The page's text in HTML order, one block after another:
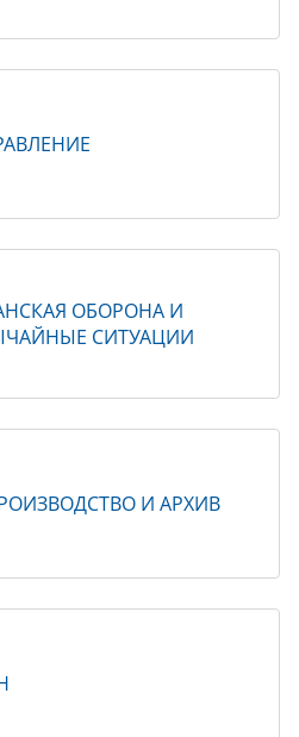
ОБОРОНА И
СИТУАЦИИ
И АРХИВ